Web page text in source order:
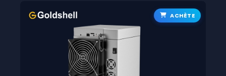
ACHÈTE